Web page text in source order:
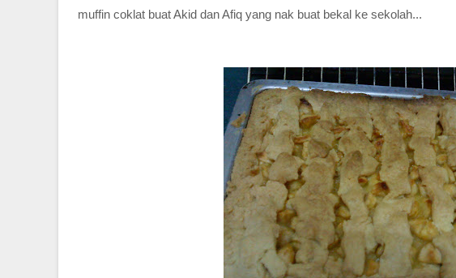
muffin coklat buat Akid dan Afiq yang nak buat bekal ke sekolah...